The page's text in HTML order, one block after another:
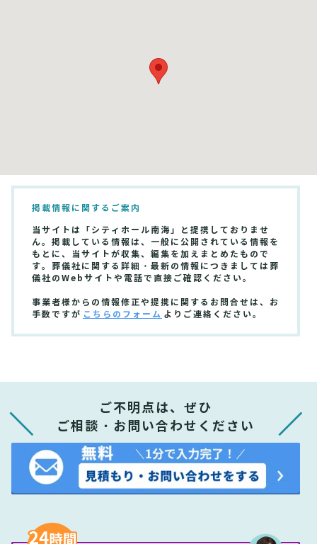
掲載情報に関するご案内
当サイトは「シティホール南海」と提携しておりませ
ん。掲載している情報は、一般に公開されている情報を
もとに、当サイトが収集、編集を加えまとめたもので
す。葬儀社に関する詳細・最新の情報につきましては葬
儀社のWebサイトや電話で直接ご確認ください。
事業者様からの情報修正や提携に関するお問合せは、お
手数ですが こちらのフォーム よりご連絡ください。
ご不明点は、ぜひ
ご相談・お問い合わせください